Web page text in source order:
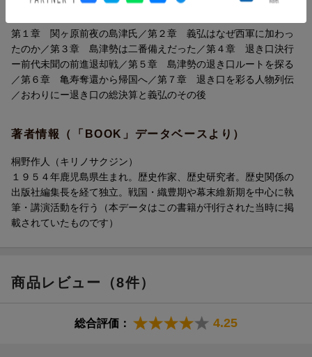
目次（「BOOK」データベースより）
第１章 関ヶ原前夜の島津氏／第２章 義弘はなぜ西軍に加わっ
たのか／第３章 島津勢は二番備えだった／第４章 退き口決行
ー前代未聞の前進退却戦／第５章 島津勢の退き口ルートを探る
／第６章 亀寿奪還から帰国へ／第７章 退き口を彩る人物列伝
／おわりにー退き口の総決算と義弘のその後
著者情報（「BOOK」データベースより）
桐野作人（キリノサクジン）
１９５４年鹿児島県生まれ。歴史作家、歴史研究者。歴史関係の
出版社編集長を経て独立。戦国・織豊期や幕末維新期を中心に執
筆・講演活動を行う（本データはこの書籍が刊行された当時に掲
載されていたものです）
商品レビュー（8件）
総合評価： 4.25